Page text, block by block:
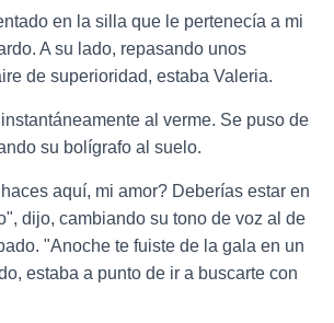
en la silla que le pertenecía a mi
A su lado, repasando unos
de superioridad, estaba Valeria.
al verme. Se puso de
su bolígrafo al suelo.
aquí, mi amor? Deberías estar en
dijo, cambiando su tono de voz al de
"Anoche te fuiste de la gala en un
estaba a punto de ir a buscarte con